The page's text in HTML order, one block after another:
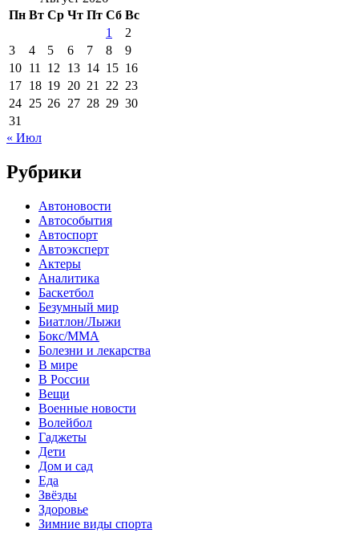
Пн Вт Ср Чт Пт Сб Вс
1
2
3
4 5 6 7 8
9
10 11 12 13 14 15 16
17 18 19 20 21 22 23
24 25 26 27 28 29 30
31
« Июл
Рубрики
Автоновости
Автособытия
Автоспорт
Автоэксперт
Актеры
Аналитика
Баскетбол
Безумный мир
Биатлон/Лыжи
Бокс/MMA
Болезни и лекарства
В мире
В России
Вещи
Военные новости
Волейбол
Гаджеты
Дети
Дом и сад
Еда
Звёзды
Здоровье
Зимние виды спорта